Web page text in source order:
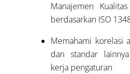
Manajemen
berdasarkan ISO
Memahami korelasi
dan standar
kerja pengaturan